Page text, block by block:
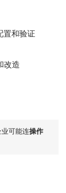
置和验证
改造
可能连操作